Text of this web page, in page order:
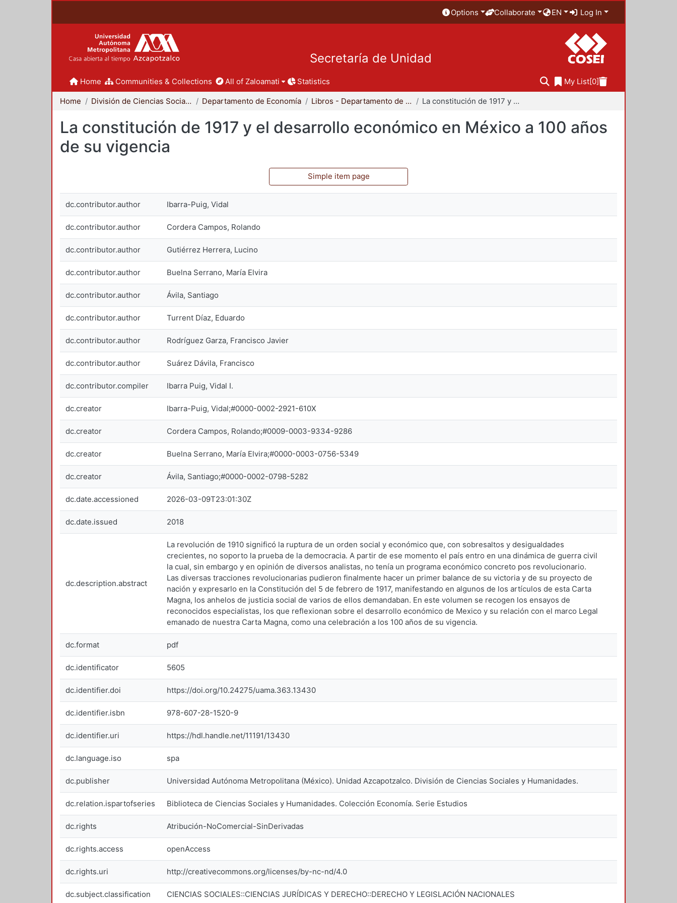
Options Collaborate EN Log In
Secretaría de Unidad
Home Communities & Collections All of Zaloamati Statistics My List[0]
Home División de Ciencias Sociales y Humanidades Departamento de Economía Libros - Departamento de Economía La constitución de 1917 y el desarrollo económico en México a 100 años de su vigencia
La constitución de 1917 y el desarrollo económico en México a 100 años
de su vigencia
Simple item page
dc.contributor.author Ibarra-Puig, Vidal
dc.contributor.author Cordera Campos, Rolando
dc.contributor.author Gutiérrez Herrera, Lucino
dc.contributor.author Buelna Serrano, María Elvira
dc.contributor.author Ávila, Santiago
dc.contributor.author Turrent Díaz, Eduardo
dc.contributor.author Rodríguez Garza, Francisco Javier
dc.contributor.author Suárez Dávila, Francisco
dc.contributor.compiler Ibarra Puig, Vidal I.
dc.creator Ibarra-Puig, Vidal;#0000-0002-2921-610X
dc.creator Cordera Campos, Rolando;#0009-0003-9334-9286
dc.creator Buelna Serrano, María Elvira;#0000-0003-0756-5349
dc.creator Ávila, Santiago;#0000-0002-0798-5282
dc.date.accessioned 2026-03-09T23:01:30Z
dc.date.issued 2018
dc.description.abstract
La revolución de 1910 significó la ruptura de un orden social y económico que, con sobresaltos y desigualdades
crecientes, no soporto la prueba de la democracia. A partir de ese momento el país entro en una dinámica de guerra civil
la cual, sin embargo y en opinión de diversos analistas, no tenía un programa económico concreto pos revolucionario.
Las diversas tracciones revolucionarias pudieron finalmente hacer un primer balance de su victoria y de su proyecto de
nación y expresarlo en la Constitución del 5 de febrero de 1917, manifestando en algunos de los artículos de esta Carta
Magna, los anhelos de justicia social de varios de ellos demandaban. En este volumen se recogen los ensayos de
reconocidos especialistas, los que reflexionan sobre el desarrollo económico de Mexico y su relación con el marco Legal
emanado de nuestra Carta Magna, como una celebración a los 100 años de su vigencia.
dc.format pdf
dc.identificator 5605
dc.identifier.doi https://doi.org/10.24275/uama.363.13430
dc.identifier.isbn 978-607-28-1520-9
dc.identifier.uri https://hdl.handle.net/11191/13430
dc.language.iso spa
dc.publisher Universidad Autónoma Metropolitana (México). Unidad Azcapotzalco. División de Ciencias Sociales y Humanidades.
dc.relation.ispartofseries Biblioteca de Ciencias Sociales y Humanidades. Colección Economía. Serie Estudios
dc.rights Atribución-NoComercial-SinDerivadas
dc.rights.access openAccess
dc.rights.uri http://creativecommons.org/licenses/by-nc-nd/4.0
dc.subject.classification CIENCIAS SOCIALES::CIENCIAS JURÍDICAS Y DERECHO::DERECHO Y LEGISLACIÓN NACIONALES